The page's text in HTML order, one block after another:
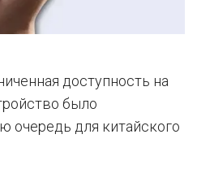
доступность на
было
очередь для китайского